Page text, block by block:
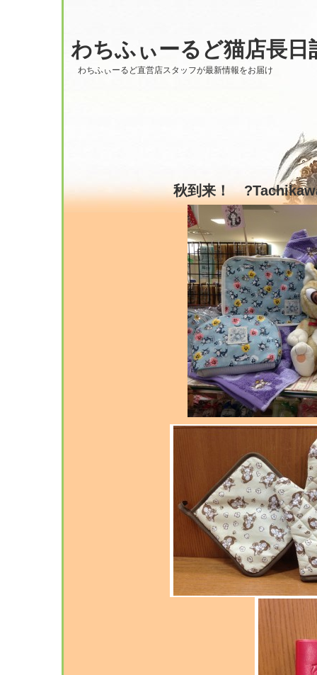
わちふぃーるど猫店長日
わちふぃーるど直営店スタッフが最新情報をお届け
秋到来！